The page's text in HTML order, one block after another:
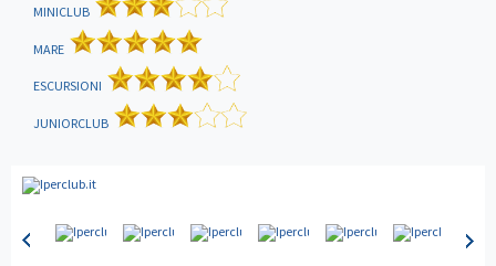
MINICLUB
MARE
ESCURSIONI
JUNIORCLUB